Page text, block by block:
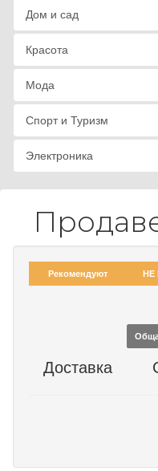
Дом и сад
Красота
Мода
Спорт и Туризм
Электроника
Рекомендуют НЕ
Доставка